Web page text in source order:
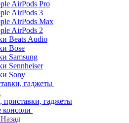
AirPods Pro
AirPods 3
AirPods Max
AirPods 2
Beats Audio
Bose
Samsung
Sennheiser
Sony
гаджеты
приставки, гаджеты
Назад